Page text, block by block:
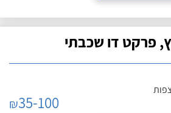
פרקט דו שכבתי
₪35-100